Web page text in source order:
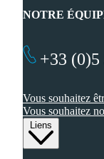
Liens
NOTRE
+33 (0)5
Vous souhaitez
Vous souhaitez